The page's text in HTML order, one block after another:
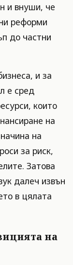
и внуши, че
реформи
до частни
и за
е сред
които
на
на
за риск,
Затова
далеч извън
в цялата
на